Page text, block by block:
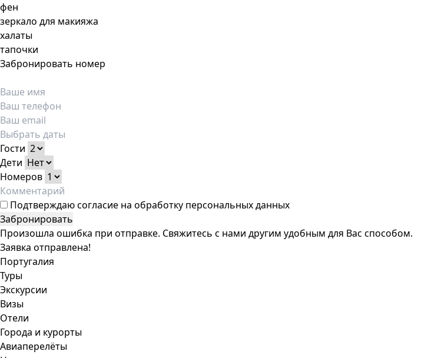
фен
зеркало для макияжа
халаты
тапочки
Забронировать номер
Гости
Дети
Номеров
Подтверждаюсогласие на обработку персональных данных
Забронировать
Произошла ошибка при отправке. Свяжитесь с нами другим удобным для Вас способом.
Заявка отправлена!
Португалия
Туры
Экскурсии
Визы
Отели
Города и курорты
Авиаперелёты